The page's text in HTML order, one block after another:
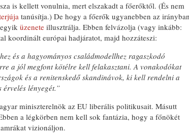
is kellett vonulnia, mert elszakadt a főerőktől. (És nem
tanúsítja.) De hogy a főerők ugyanebben az
üzenete illusztrálja. Ebben felvázolja (vagy inkább:
koordinált európai hadjáratot, majd hozzáteszi:
és a hagyományos családmodellhez ragaszkodó
a jól megfont kötélre kell felakasztani. A vonakodókat
és a renitenskedő skandinávok, ki kell rendelni a
lényegét.”
miniszterelnök az EU liberális politikusait. Másutt
a légkörben nem kell sok fantázia, hogy a főnökét
vizionáljon.